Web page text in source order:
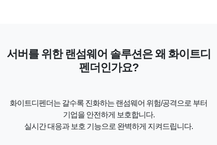
서버를 위한 랜섬웨어 솔루션은 왜 화이트디
펜더인가요?
화이트디펜더는 갈수록 진화하는 랜섬웨어 위험/공격으로 부터
기업을 안전하게 보호합니다.
실시간 대응과 보호 기능으로 완벽하게 지켜드립니다.